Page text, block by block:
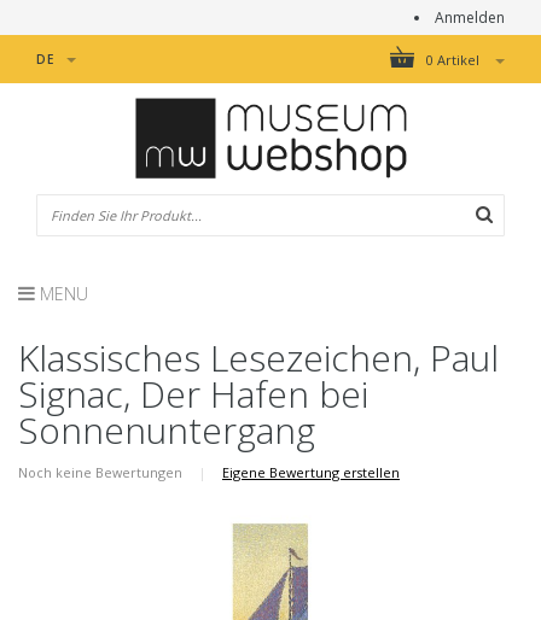
Anmelden
0 Artikel
DE
MENU
Klassisches Lesezeichen, Paul
Signac, Der Hafen bei
Sonnenuntergang
Noch keine Bewertungen | Eigene Bewertung erstellen